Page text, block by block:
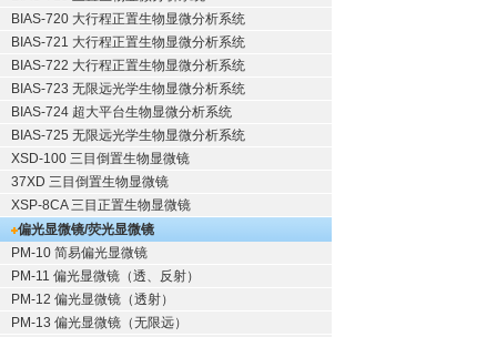
BIAS-720 大行程正置生物显微分析系统
BIAS-721 大行程正置生物显微分析系统
BIAS-722 大行程正置生物显微分析系统
BIAS-723 无限远光学生物显微分析系统
BIAS-724 超大平台生物显微分析系统
BIAS-725 无限远光学生物显微分析系统
XSD-100 三目倒置生物显微镜
37XD 三目倒置生物显微镜
XSP-8CA 三目正置生物显微镜
偏光显微镜/荧光显微镜
PM-10 简易偏光显微镜
PM-11 偏光显微镜（透、反射）
PM-12 偏光显微镜（透射）
PM-13 偏光显微镜（无限远）